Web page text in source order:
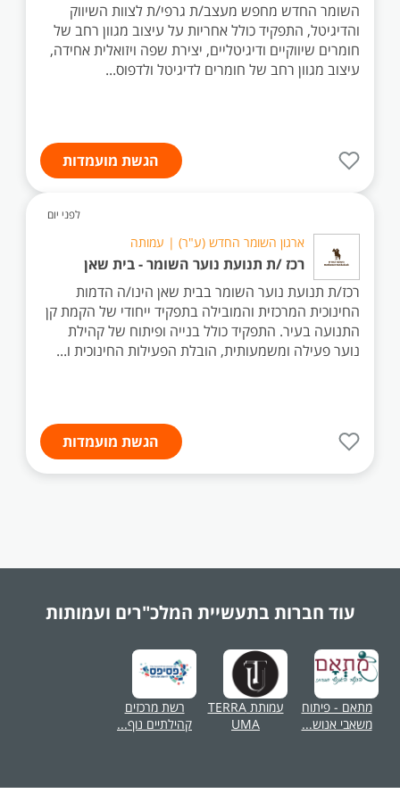
השומר החדש מחפש מעצב/ת גרפי/ת לצוות השיווק
והדיגיטל, התפקיד כולל אחריות על עיצוב מגוון רחב של
חומרים שיווקיים ודיגיטליים, יצירת שפה ויזואלית אחידה,
עיצוב מגוון רחב של חומרים לדיגיטל ולדפוס...
הגשת מועמדות
לפני יום
ארגון השומר החדש (ע"ר) | עמותה
רכז /ת תנועת נוער השומר - בית שאן
רכז/ת תנועת נוער השומר בבית שאן הינו/ה הדמות
החינוכית המרכזית והמובילה בתפקיד ייחודי של הקמת קן
התנועה בעיר. התפקיד כולל בנייה ופיתוח של קהילת
נוער פעילה ומשמעותית, הובלת הפעילות החינוכית ו...
הגשת מועמדות
עוד חברות בתעשיית המלכ"רים ועמותות
מתאם - פיתוח
משאבי אנוש...
עמותת TERRA
UMA
רשת מרכזים
קהילתיים נוף...